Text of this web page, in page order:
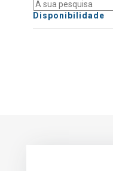
Disponibilidade